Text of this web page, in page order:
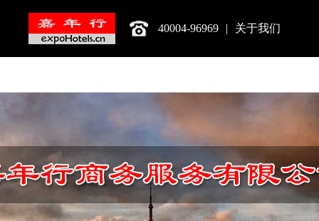
40004-96969 | 关于我们